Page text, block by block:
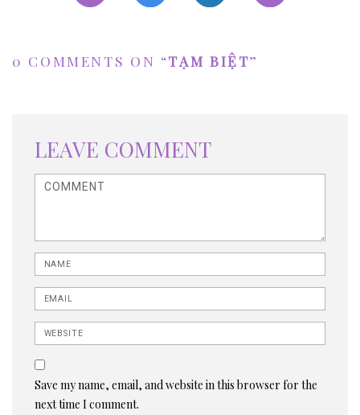
0 COMMENTS ON “TẠM BIỆT”
LEAVE COMMENT
<b>Comment</b> ( * )
Name
Email
Website
Save my name, email, and website in this browser for the
next time I comment.